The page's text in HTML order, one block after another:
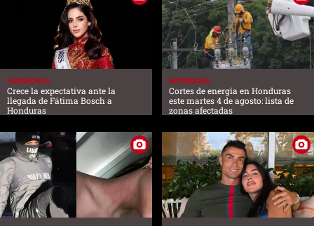
FARANDULA
Crece la expectativa ante la
llegada de Fátima Bosch a
Honduras
HONDURAS
Cortes de energía en Honduras
este martes 4 de agosto: lista de
zonas afectadas